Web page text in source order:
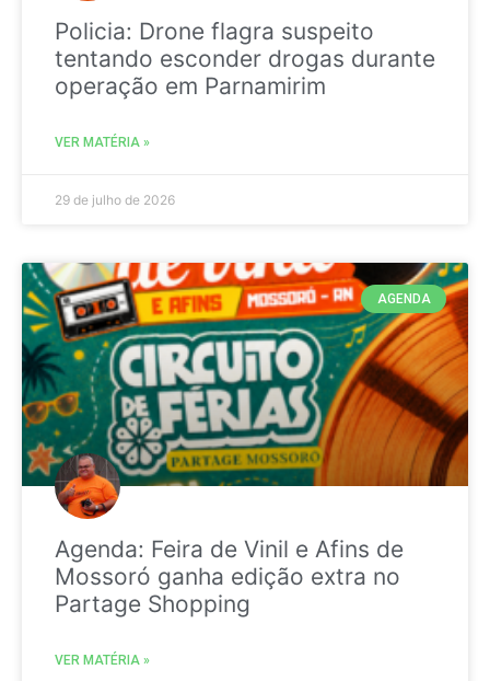
Policia: Drone flagra suspeito
tentando esconder drogas durante
operação em Parnamirim
VER MATÉRIA »
29 de julho de 2026
AGENDA
Agenda: Feira de Vinil e Afins de
Mossoró ganha edição extra no
Partage Shopping
VER MATÉRIA »